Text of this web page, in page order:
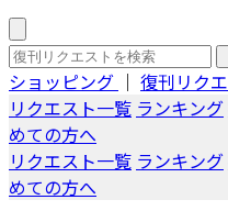
ショッピング ｜ 復刊リク
リクエスト一覧 ランキング
めての方へ
リクエスト一覧 ランキング
めての方へ